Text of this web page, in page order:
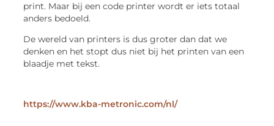
print. Maar bij een code printer wordt er iets totaal
anders bedoeld.
De wereld van printers is dus groter dan dat we
denken en het stopt dus niet bij het printen van een
blaadje met tekst.
https://www.kba-metronic.com/nl/